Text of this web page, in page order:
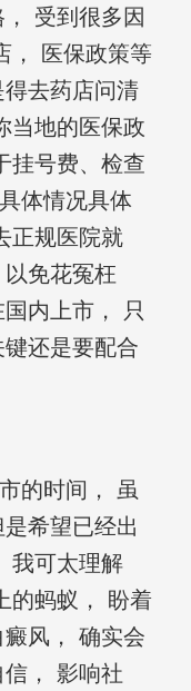
受到很多因
， 医保政策等
去药店问清
当地的医保政
挂号费、检查
体情况具体
正规医院就
免花冤枉
内上市， 只
还是要配合
的时间， 虽
希望已经出
我可太理解
的蚂蚁， 盼着
风， 确实会
， 影响社